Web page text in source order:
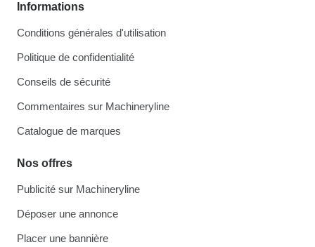
Informations
Conditions générales d'utilisation
Politique de confidentialité
Conseils de sécurité
Commentaires sur Machineryline
Catalogue de marques
Nos offres
Publicité sur Machineryline
Déposer une annonce
Placer une bannière